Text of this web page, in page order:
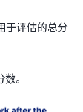
于评估的总分
。